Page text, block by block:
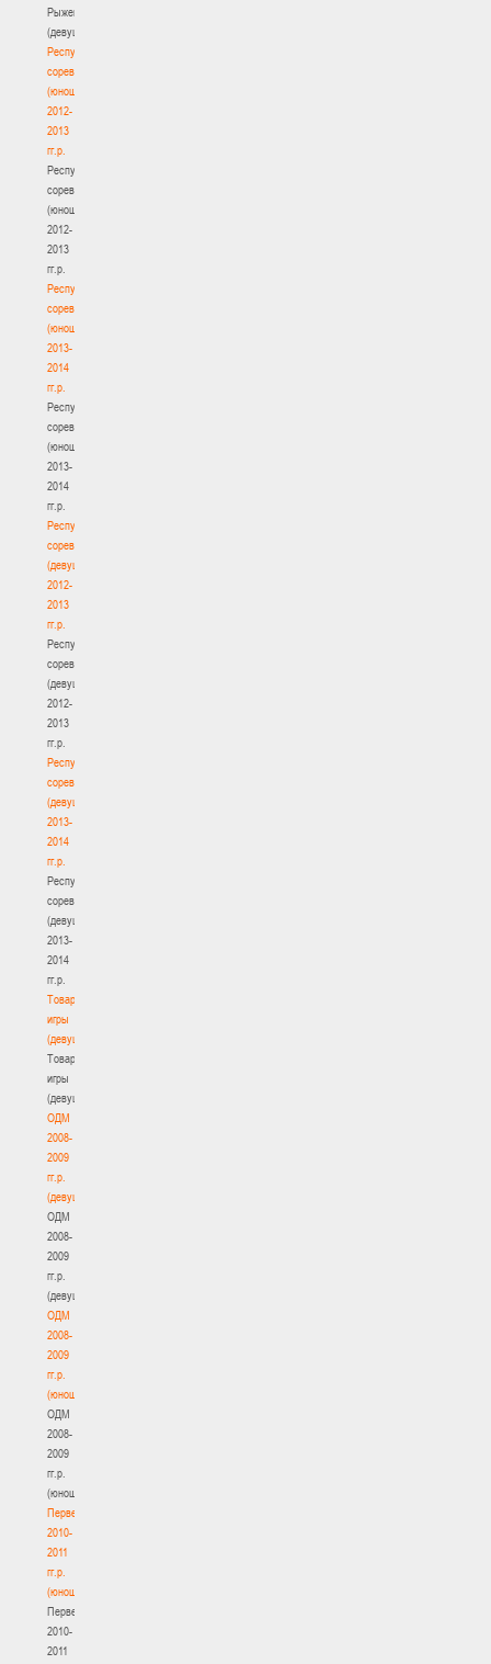
Рыженкова
(девушки)
Республиканские
соревнования
(юноши)
2012-
2013
гг.р.
Республиканские
соревнования
(юноши)
2012-
2013
гг.р.
Республиканские
соревнования
(юноши)
2013-
2014
гг.р.
Республиканские
соревнования
(юноши)
2013-
2014
гг.р.
Республиканские
соревнования
(девушки)
2012-
2013
гг.р.
Республиканские
соревнования
(девушки)
2012-
2013
гг.р.
Республиканские
соревнования
(девушки)
2013-
2014
гг.р.
Республиканские
соревнования
(девушки)
2013-
2014
гг.р.
Товарищеские
игры
(девушки)
Товарищеские
игры
(девушки)
ОДМ
2008-
2009
гг.р.
(девушки)
ОДМ
2008-
2009
гг.р.
(девушки)
ОДМ
2008-
2009
гг.р.
(юноши)
ОДМ
2008-
2009
гг.р.
(юноши)
Первенство
2010-
2011
гг.р.
(юноши)
Первенство
2010-
2011